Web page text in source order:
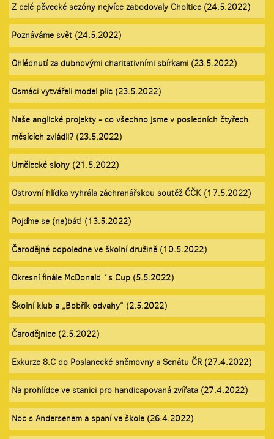
Z celé pěvecké sezóny nejvíce zabodovaly Choltice (24.5.2022)
Poznáváme svět (24.5.2022)
Ohlédnutí za dubnovými charitativními sbírkami (23.5.2022)
Osmáci vytvářeli model plic (23.5.2022)
Naše anglické projekty - co všechno jsme v posledních čtyřech
měsících zvládli? (23.5.2022)
Umělecké slohy (21.5.2022)
Ostrovní hlídka vyhrála záchranářskou soutěž ČČK (17.5.2022)
Pojďme se (ne)bát! (13.5.2022)
Čarodějné odpoledne ve školní družině (10.5.2022)
Okresní finále McDonald ´s Cup (5.5.2022)
Školní klub a „Bobřík odvahy“ (2.5.2022)
Čarodějnice (2.5.2022)
Exkurze 8.C do Poslanecké sněmovny a Senátu ČR (27.4.2022)
Na prohlídce ve stanici pro handicapovaná zvířata (27.4.2022)
Noc s Andersenem a spaní ve škole (26.4.2022)